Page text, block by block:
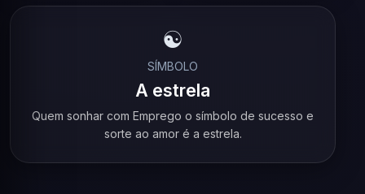
☯️
SÍMBOLO
A estrela
Quem sonhar com Emprego o símbolo de sucesso e
sorte ao amor é a estrela.